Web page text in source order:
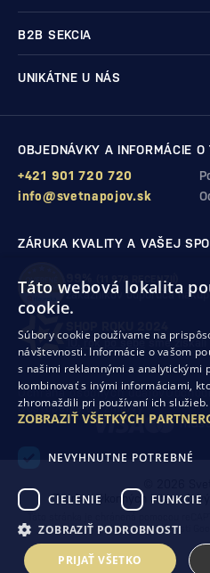
B2B SEKCIA
UNIKÁTNE U NÁS
OBJEDNÁVKY A INFORMÁCIE O
+421 901 720 720
info@svetnapojov.sk
ZÁRUKA KVALITY A VAŠEJ
99% (11 978 RECENZIÍ)
zákazníkov odporúča
10. rok po sebesme získali
Ochrana osobných údajov
Odstúpenie od zmluvy
Tvorba výkonných
osobných údajovspoločnosti
Táto webová lokalita
cookie.
Súbory cookie používame na
návštevnosti. Informácie o vašom
s našimi reklamnými a analytickými
kombinovať s inými informáciami,
zhromaždili pri používaní ich služieb.
ZOBRAZIŤ VŠETKÝCH
NEVYHNUTNE POTREBNÉ
CIELENIE FUNKCIE
ZOBRAZIŤ PODROBNOSTI
PRIJAŤ VŠETKO